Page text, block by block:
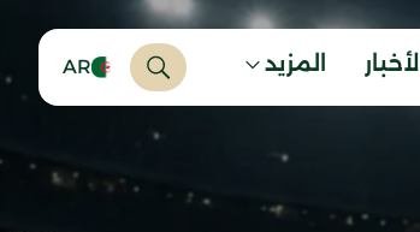
الأخبار المزيد AR